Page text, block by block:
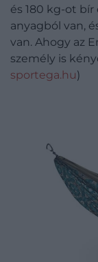
és 180 kg-ot bír
anyagból van,
van. Ahogy az
személy is
sportega.hu)